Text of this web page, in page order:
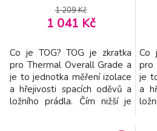
1 209 Kč
1 041 Kč
Co je TOG? TOG je zkratka
pro Thermal Overall Grade a
je to jednotka měření izolace
a hřejivosti spacích oděvů a
ložního prádla. Čím nižší je
Co
pro
je
a